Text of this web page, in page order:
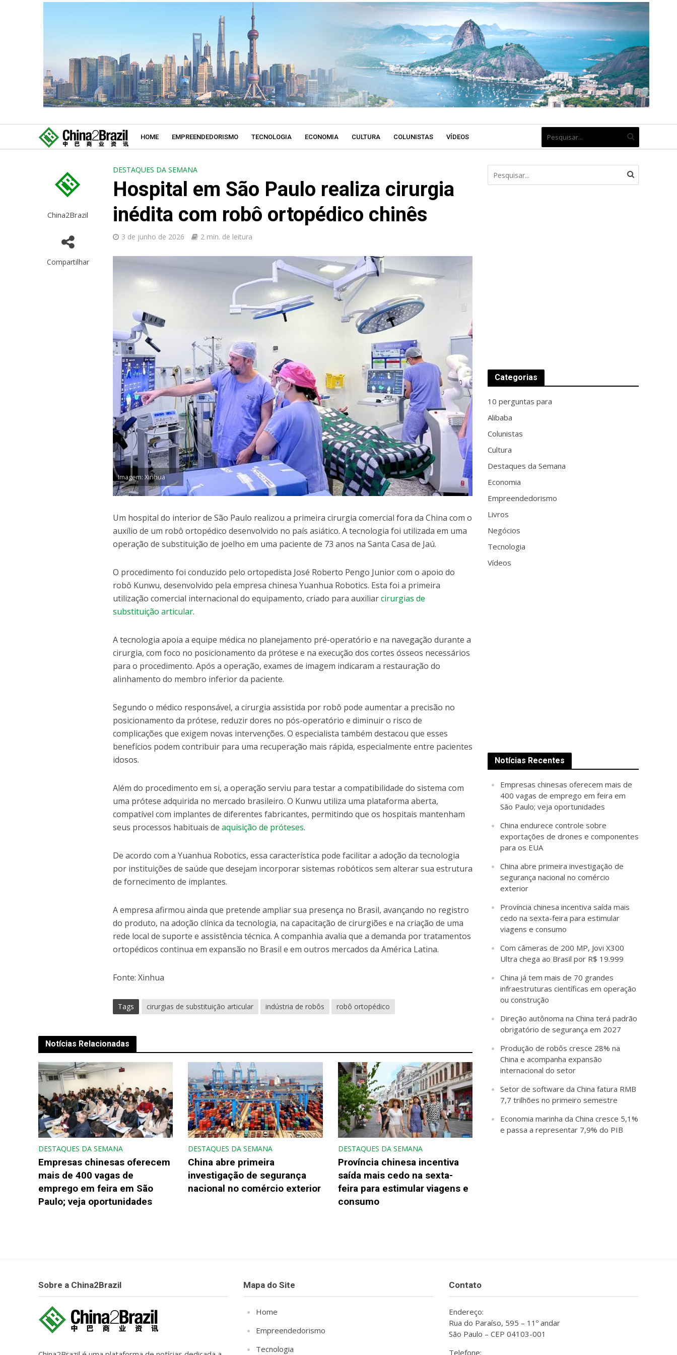
HOME EMPREENDEDORISMO TECNOLOGIA ECONOMIA CULTURA COLUNISTAS VÍDEOS
China2Brazil
Compartilhar
DESTAQUES DA SEMANA
Hospital em São Paulo realiza cirurgia
inédita com robô ortopédico chinês
3 de junho de 2026 2 min. de leitura
Imagem: Xinhua
Um hospital do interior de São Paulo realizou a primeira cirurgia comercial fora da China com o
auxílio de um robô ortopédico desenvolvido no país asiático. A tecnologia foi utilizada em uma
operação de substituição de joelho em uma paciente de 73 anos na Santa Casa de Jaú.
O procedimento foi conduzido pelo ortopedista José Roberto Pengo Junior com o apoio do
robô Kunwu, desenvolvido pela empresa chinesa Yuanhua Robotics. Esta foi a primeira
utilização comercial internacional do equipamento, criado para auxiliarcirurgias de
substituição articular.
A tecnologia apoia a equipe médica no planejamento pré-operatório e na navegação durante a
cirurgia, com foco no posicionamento da prótese e na execução dos cortes ósseos necessários
para o procedimento. Após a operação, exames de imagem indicaram a restauração do
alinhamento do membro inferior da paciente.
Segundo o médico responsável, a cirurgia assistida por robô pode aumentar a precisão no
posicionamento da prótese, reduzir dores no pós-operatório e diminuir o risco de
complicações que exigem novas intervenções. O especialista também destacou que esses
benefícios podem contribuir para uma recuperação mais rápida, especialmente entre pacientes
idosos.
Além do procedimento em si, a operação serviu para testar a compatibilidade do sistema com
uma prótese adquirida no mercado brasileiro. O Kunwu utiliza uma plataforma aberta,
compatível com implantes de diferentes fabricantes, permitindo que os hospitais mantenham
seus processos habituais deaquisição de próteses.
De acordo com a Yuanhua Robotics, essa característica pode facilitar a adoção da tecnologia
por instituições de saúde que desejam incorporar sistemas robóticos sem alterar sua estrutura
de fornecimento de implantes.
A empresa afirmou ainda que pretende ampliar sua presença no Brasil, avançando no registro
do produto, na adoção clínica da tecnologia, na capacitação de cirurgiões e na criação de uma
rede local de suporte e assistência técnica. A companhia avalia que a demanda por tratamentos
ortopédicos continua em expansão no Brasil e em outros mercados da América Latina.
Fonte: Xinhua
Tags cirurgias de substituição articular indústria de robôs robô ortopédico
Notícias Relacionadas
DESTAQUES DA SEMANA
Empresas chinesas oferecem
mais de 400 vagas de
emprego em feira em São
Paulo; veja oportunidades
DESTAQUES DA SEMANA
China abre primeira
investigação de segurança
nacional no comércio exterior
DESTAQUES DA SEMANA
Província chinesa incentiva
saída mais cedo na sexta-
feira para estimular viagens e
consumo
Categorias
10 perguntas para
Alibaba
Colunistas
Cultura
Destaques da Semana
Economia
Empreendedorismo
Livros
Negócios
Tecnologia
Vídeos
Notícias Recentes
Empresas chinesas oferecem mais de
400 vagas de emprego em feira em
São Paulo; veja oportunidades
China endurece controle sobre
exportações de drones e componentes
para os EUA
China abre primeira investigação de
segurança nacional no comércio
exterior
Província chinesa incentiva saída mais
cedo na sexta-feira para estimular
viagens e consumo
Com câmeras de 200 MP, Jovi X300
Ultra chega ao Brasil por R$ 19.999
China já tem mais de 70 grandes
infraestruturas científicas em operação
ou construção
Direção autônoma na China terá padrão
obrigatório de segurança em 2027
Produção de robôs cresce 28% na
China e acompanha expansão
internacional do setor
Setor de software da China fatura RMB
7,7 trilhões no primeiro semestre
Economia marinha da China cresce 5,1%
e passa a representar 7,9% do PIB
Sobre a China2Brazil Mapa do Site
Home
Empreendedorismo
Tecnologia
Contato
Endereço:
Rua do Paraíso, 595 – 11º andar
São Paulo – CEP 04103-001
Telefone: